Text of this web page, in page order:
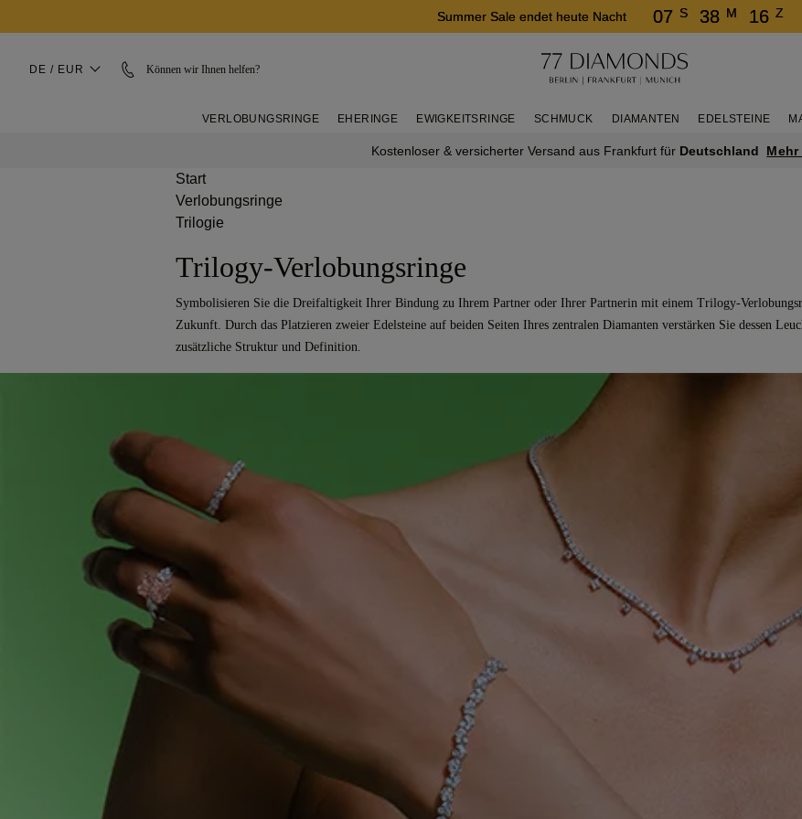
Summer Sale endet heute Nacht 07 S 38 M 16 Z
DE / EUR Können wir Ihnen helfen?
VERLOBUNGSRINGE EHERINGE EWIGKEITSRINGE SCHMUCK DIAMANTEN EDELSTEINE
Kostenloser & versicherter Versand aus Frankfurt für Deutschland
Start
Verlobungsringe
Trilogie
Trilogy-Verlobungsringe
Symbolisieren Sie die Dreifaltigkeit Ihrer Bindung zu Ihrem Partner oder Ihrer Partnerin mit einem Trilogy-
Zukunft. Durch das Platzieren zweier Edelsteine auf beiden Seiten Ihres zentralen Diamanten verstärken Sie dessen
zusätzliche Struktur und Definition.